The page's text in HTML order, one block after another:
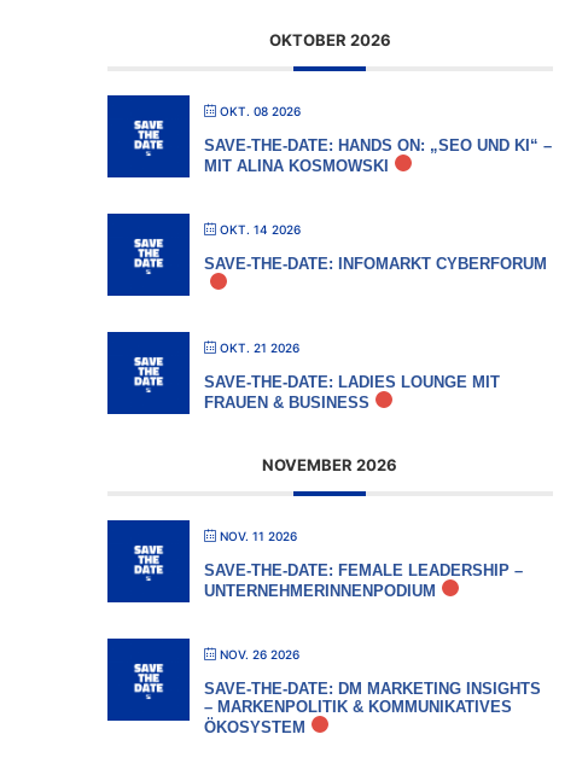
OKTOBER 2026
OKT. 08 2026
SAVE-THE-DATE: HANDS ON: „SEO UND KI“ –
MIT ALINA KOSMOWSKI
OKT. 14 2026
SAVE-THE-DATE: INFOMARKT CYBERFORUM
OKT. 21 2026
SAVE-THE-DATE: LADIES LOUNGE MIT
FRAUEN & BUSINESS
NOVEMBER 2026
NOV. 11 2026
SAVE-THE-DATE: FEMALE LEADERSHIP –
UNTERNEHMERINNENPODIUM
NOV. 26 2026
SAVE-THE-DATE: DM MARKETING INSIGHTS
– MARKENPOLITIK & KOMMUNIKATIVES
ÖKOSYSTEM